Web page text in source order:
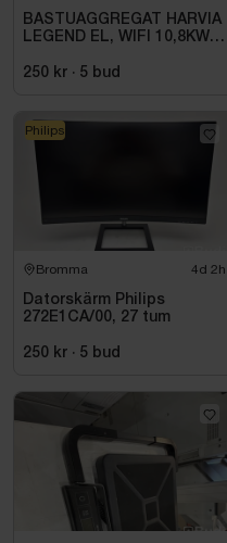
BASTUAGGREGAT HARVIA
LEGEND EL, WIFI 10,8KW
250 kr · 5 bud
Bromma 4d 2h
Datorskärm Philips
272E1CA/00, 27 tum
250 kr · 5 bud
Philips